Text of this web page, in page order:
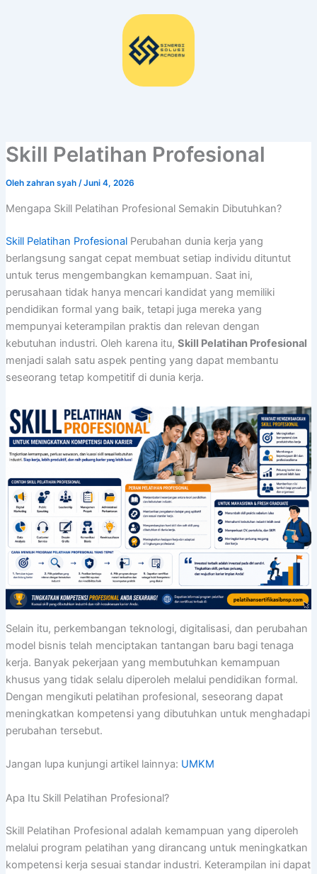
Skill Pelatihan Profesional
Oleh zahran syah /Juni 4, 2026
Mengapa Skill Pelatihan Profesional Semakin Dibutuhkan?
Skill Pelatihan ProfesionalPerubahan dunia kerja yang
berlangsung sangat cepat membuat setiap individu dituntut
untuk terus mengembangkan kemampuan. Saat ini,
perusahaan tidak hanya mencari kandidat yang memiliki
pendidikan formal yang baik, tetapi juga mereka yang
mempunyai keterampilan praktis dan relevan dengan
kebutuhan industri. Oleh karena itu, Skill Pelatihan Profesional
menjadi salah satu aspek penting yang dapat membantu
seseorang tetap kompetitif di dunia kerja.
Selain itu, perkembangan teknologi, digitalisasi, dan perubahan
model bisnis telah menciptakan tantangan baru bagi tenaga
kerja. Banyak pekerjaan yang membutuhkan kemampuan
khusus yang tidak selalu diperoleh melalui pendidikan formal.
Dengan mengikuti pelatihan profesional, seseorang dapat
meningkatkan kompetensi yang dibutuhkan untuk menghadapi
perubahan tersebut.
Jangan lupa kunjungi artikel lainnya: UMKM
Apa Itu Skill Pelatihan Profesional?
Skill Pelatihan Profesional adalah kemampuan yang diperoleh
melalui program pelatihan yang dirancang untuk meningkatkan
kompetensi kerja sesuai standar industri. Keterampilan ini dapat